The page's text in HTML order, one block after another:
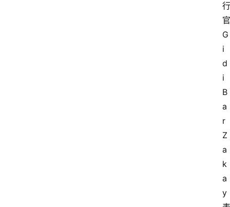
行
官
G
i
d
i
B
a
r
Z
a
k
a
y